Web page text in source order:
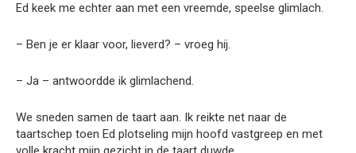
Ed keek me echter aan met een vreemde, speelse glimlach.
– Ben je er klaar voor, lieverd? – vroeg hij.
– Ja – antwoordde ik glimlachend.
We sneden samen de taart aan. Ik reikte net naar de
taartschep toen Ed plotseling mijn hoofd vastgreep en met